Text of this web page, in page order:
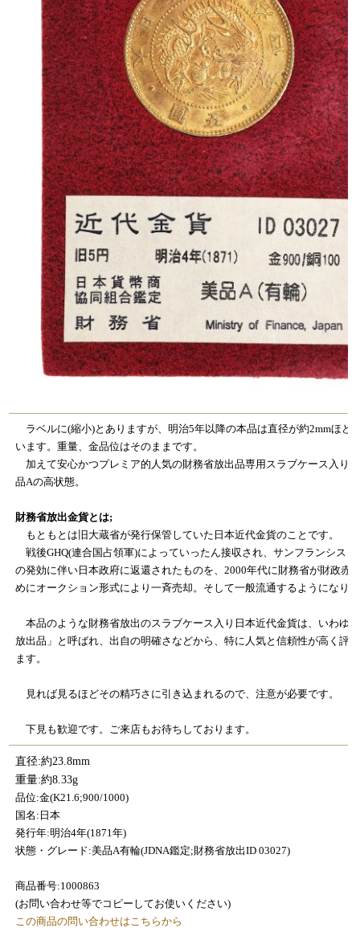
ラベルに(縮小)とありますが、明治5年以降の本品は直径が約2mmほど
います。重量、金品位はそのままです。
加えて安心かつプレミア的人気の財務省放出品専用スラブケース入り
品Aの高状態。
財務省放出金貨とは;
もともとは旧大蔵省が発行保管していた日本近代金貨のことです。
戦後GHQ(連合国占領軍)によっていったん接収され、サンフランシスコ
の発効に伴い日本政府に返還されたものを、2000年代に財務省が財政赤
めにオークション形式により一斉売却。そして一般流通するようになり
本品のような財務省放出のスラブケース入り日本近代金貨は、いわゆ
放出品」と呼ばれ、出自の明確さなどから、特に人気と信頼性が高く評
ます。
見れば見るほどその精巧さに引き込まれるので、注意が必要です。
下見も歓迎です。ご来店もお待ちしております。
直径:約23.8mm
重量:約8.33g
品位:金(K21.6;900/1000)
国名:日本
発行年:明治4年(1871年)
状態・グレード:美品A有輪(JDNA鑑定;財務省放出ID 03027)
商品番号:1000863
(お問い合わせ等でコピーしてお使いください)
この商品の問い合わせはこちらから